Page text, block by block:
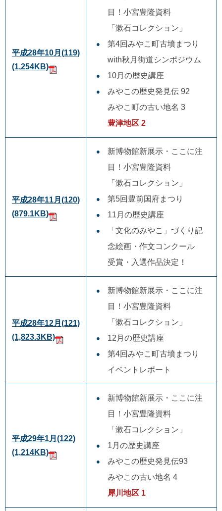
平成28年10月(119)
(1,254KB)
目！小宮豊隆資料
「漱石コレクション」
第4回みやこ町古墳まつり
with秋月街道シンポジウム
10月の歴史講座
みやこの歴史発見伝 92
みやこ町の古い地名 3
豊津地区 2
平成28年11月(120)
(879.1KB)
新博物館新展示・ここに注
目！小宮豊隆資料
「漱石コレクション」
第5回豊前国府まつり
11月の歴史講座
「文化のみやこ」づくり記
念絵画・作文コンクール
受賞・入選作品決定！
平成28年12月(121)
(1,823.3KB)
新博物館新展示・ここに注
目！小宮豊隆資料
「漱石コレクション」
12月の歴史講座
第4回みやこ町古墳まつり
イベントレポート
平成29年1月(122)
(1,214KB)
新博物館新展示・ここに注
目！小宮豊隆資料
「漱石コレクション」
1月の歴史講座
みやこの歴史発見伝93
みやこの古い地名 4
犀川地区 1